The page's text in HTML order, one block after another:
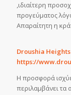
,ιδιαίτερη
προγεύματος
Απαραίτητη η
Droushia
https://
Η προσφορά
περιλαμβάνει τα